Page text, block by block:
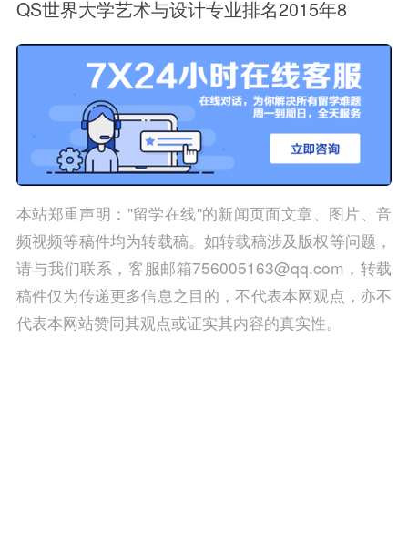
QS世界大学艺术与设计专业排名2015年8
本站郑重声明："留学在线"的新闻页面文章、图片、音
频视频等稿件均为转载稿。如转载稿涉及版权等问题，
请与我们联系，客服邮箱756005163@qq.com，转载
稿件仅为传递更多信息之目的，不代表本网观点，亦不
代表本网站赞同其观点或证实其内容的真实性。